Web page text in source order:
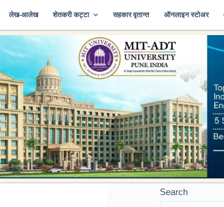
लेख-आलेख शेतकरी कट्टा सहकार वृतान्त ऑनलाइन स्टोअर
Search